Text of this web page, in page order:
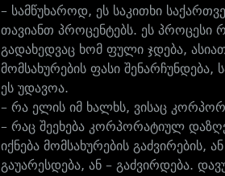
– სამწუხაროდ, ეს საკითხი
თავიანთ პროცენტებს. ეს პროცესი
გადახედვაც ხომ ფული ჯდება,
მომსახურების ფასი
ეს უდავოა.
– რა ელის იმ ხალხს, ვისაც
– რაც შეეხება კორპორატიულ
იქნება მომსახურების გაძვირების,
გაუარესდება, ან – გაძვირდება.